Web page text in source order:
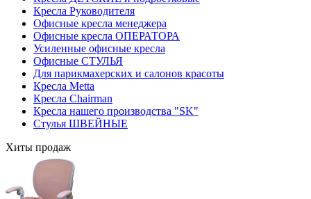
Кресла Руководителя
Офисные кресла менеджера
Офисные кресла ОПЕРАТОРА
Усиленные офисные кресла
Офисные СТУЛЬЯ
Для парикмахерских и салонов красоты
Кресла Metta
Кресла Chairman
Кресла нашего производства "SK"
Стулья ШВЕЙНЫЕ
Хиты продаж